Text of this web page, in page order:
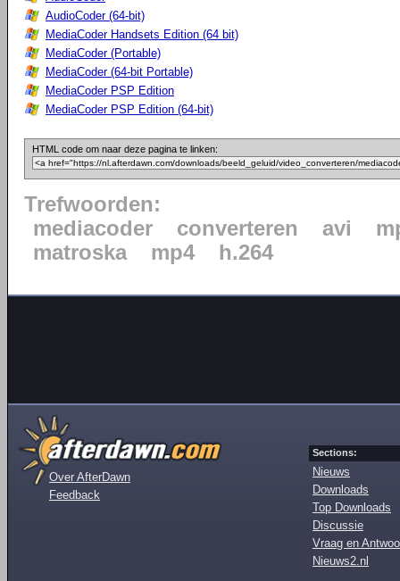
AudioCoder (64-bit)
MediaCoder Handsets Edition (64 bit)
MediaCoder (Portable)
MediaCoder (64-bit Portable)
MediaCoder PSP Edition
MediaCoder PSP Edition (64-bit)
HTML code om naar deze pagina te linken:
Trefwoorden:
mediacoder
converteren avi
matroska
mp4 h.264
Over AfterDawn
Feedback
Sections:
Nieuws
Downloads
Top Downloads
Discussie
Vraag en
Nieuws2.nl